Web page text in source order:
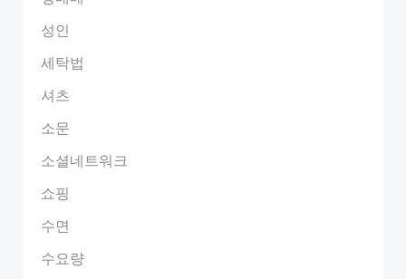
성인
세탁법
셔츠
소문
소셜네트워크
쇼핑
수면
수요량